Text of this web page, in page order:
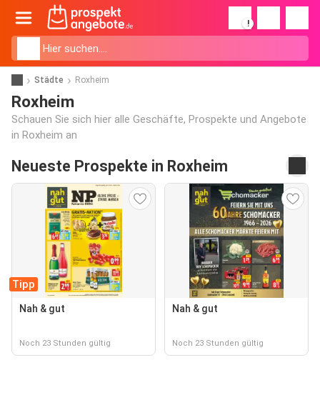
!
Städte Roxheim
Roxheim
Schauen Sie sich hier alle Geschäfte, Prospekte und Angebote
in Roxheim an
Neueste Prospekte in Roxheim
Tipp
Nah & gut
Noch 23 Stunden gültig
Nah & gut
Noch 23 Stunden gültig